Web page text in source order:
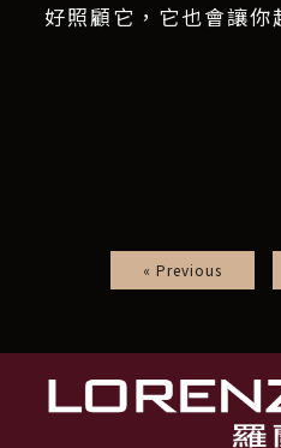
好照顧它，它也會讓你
« Previous